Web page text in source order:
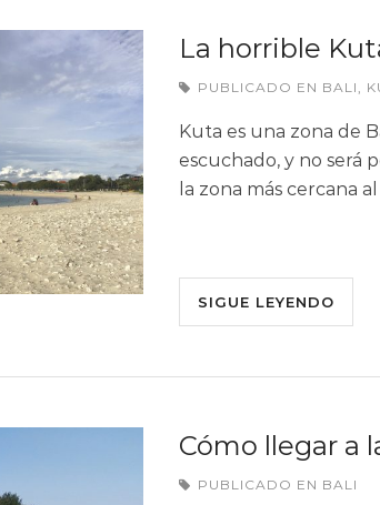
La horrible
PUBLICADO EN BALI ,
Kuta es una zona de
escuchado, y no será
la zona más cercana
SIGUE LEYENDO
Cómo llegar a
PUBLICADO EN BALI